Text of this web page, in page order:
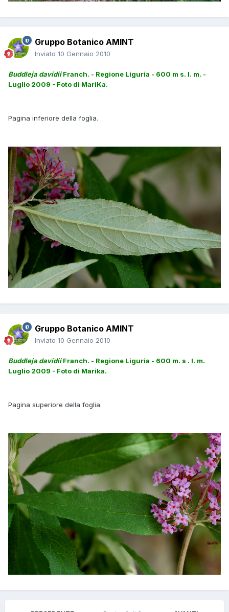
Gruppo Botanico AMINT
Inviato 10 Gennaio 2010
Buddleja davidiiFranch. - Regione Liguria - 600 m s. l. m. -
Luglio 2009 - Foto di MariKa.
Pagina inferiore della foglia.
Gruppo Botanico AMINT
Inviato 10 Gennaio 2010
Buddleja davidiiFranch. - Regione Liguria - 600 m. s . l. m.
Luglio 2009 - Foto di Marika.
Pagina superiore della foglia.